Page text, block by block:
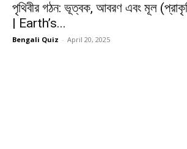
পৃথিবীর গঠন: ভূত্বক, আবরণ এবং মূল
| Earth’s...
Bengali Quiz - April 20, 2025